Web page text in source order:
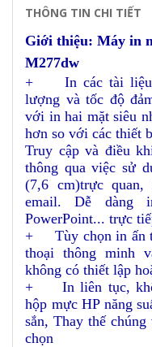
THÔNG TIN CHI TIẾT
Giới thiệu: Máy in
M277dw
+
In các tài
lượng và tốc độ
với in hai mặt siêu
hơn so với các thiết
Truy cập và điều
thông qua việc sử
(7,6 cm)trực
email. Dễ dàng
PowerPoint... trực
+
Tùy chọn in ấn
thoại thông minh
không có thiết lập
+
In liên tục,
hộp mực HP năng
sắn, Thay thế
chọn